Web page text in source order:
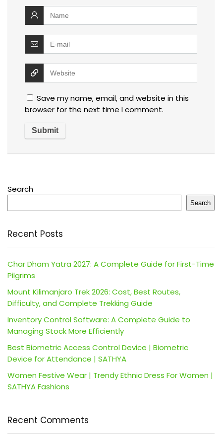
Save my name, email, and website in this
browser for the next time I comment.
Search
Search
Recent Posts
Char Dham Yatra 2027: A Complete Guide for First-Time
Pilgrims
Mount Kilimanjaro Trek 2026: Cost, Best Routes,
Difficulty, and Complete Trekking Guide
Inventory Control Software: A Complete Guide to
Managing Stock More Efficiently
Best Biometric Access Control Device | Biometric
Device for Attendance | SATHYA
Women Festive Wear | Trendy Ethnic Dress For Women |
SATHYA Fashions
Recent Comments